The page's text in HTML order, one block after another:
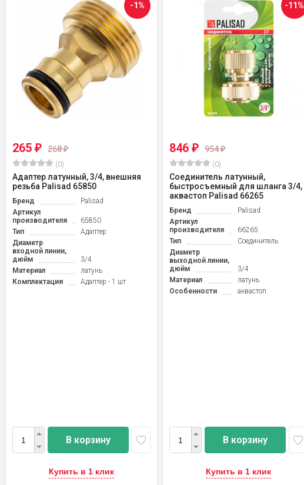
-1%
265 ₽ 268₽
(0)
Адаптер латунный, 3/4, внешняя
резьба Palisad 65850
Бренд
Palisad
Артикул
производителя
65850
Тип
Адаптер
Диаметр
входной линии,
дюйм
3/4
Материал
латунь
Комплектация
Адаптер - 1 шт
В корзину
Купить в 1 клик
-11%
846 ₽ 954₽
(0)
Соединитель латунный,
быстросъемный для шланга 3/4,
аквастоп Palisad 66265
Бренд
Palisad
Артикул
производителя
66265
Тип
Соединитель
Диаметр
выходной линии,
дюйм
3/4
Материал
латунь
Особенности
аквастоп
В корзину
Купить в 1 клик